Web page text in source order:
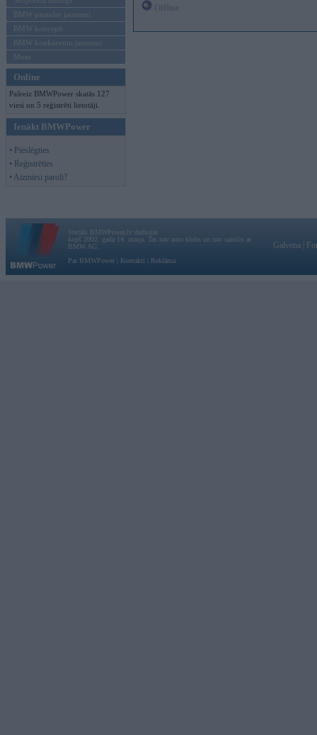
BMW pasaules jaunumi
BMW koncepti
BMW konkurentu jaunumi
Moto
Online
Pašreiz BMWPower skatās 127
viesi un 5 reģistrēti lietotāji.
Ienākt BMWPower
• Pieslēgties
• Reģistrēties
• Aizmirsi paroli?
Vortāls BMWPower.lv darbojas
kopš 2002. gada 14. maija. Tas nav auto klubs un nav saistīts ar
BMW AG.
Par BMWPower
Kontakti Reklāma
Galvena